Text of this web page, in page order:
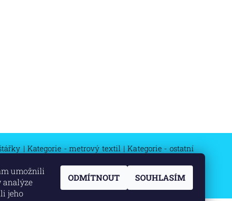
| Kategorie - metrový textil | Kategorie - ostatní
umožnili
analýze
jeho
ODMÍTNOUT SOUHLASÍM